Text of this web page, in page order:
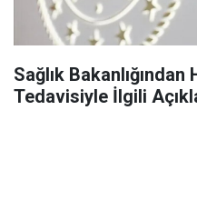
Sağlık
Tedavisiyle İlgili